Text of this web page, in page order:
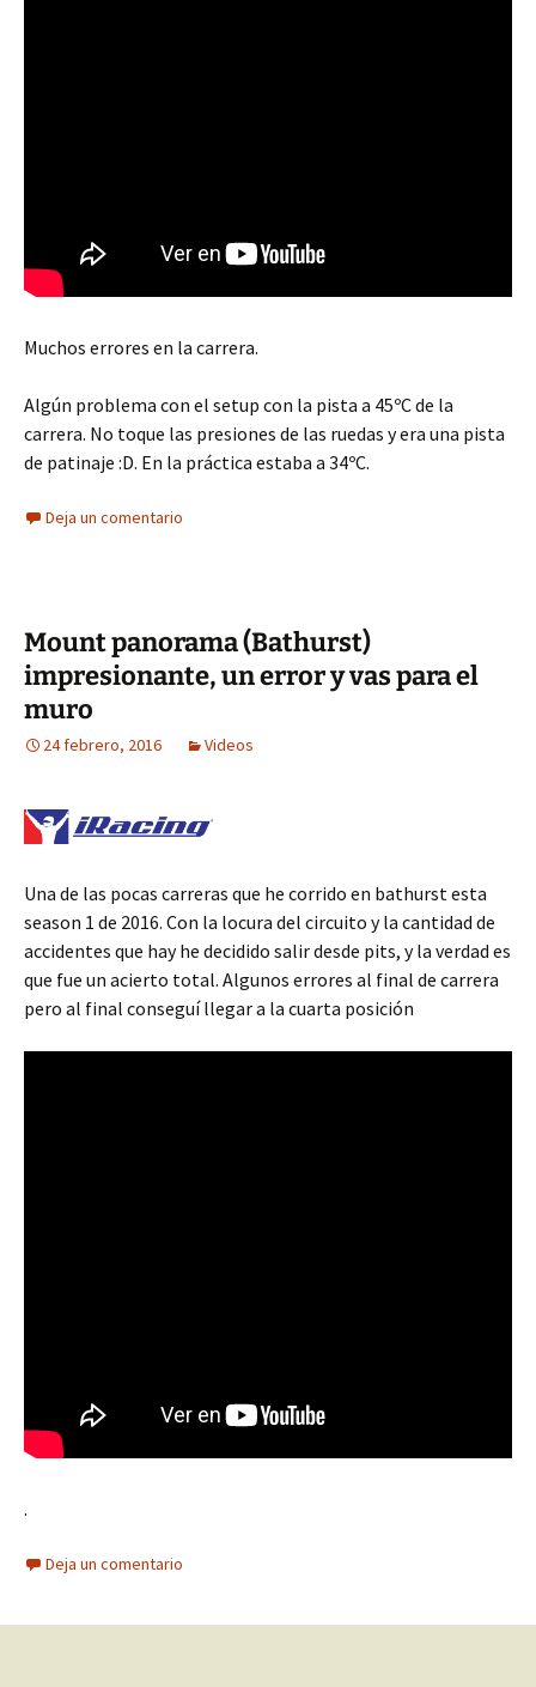
Muchos errores en la carrera.
Algún problema con el setup con la pista a 45ºC de la
carrera. No toque las presiones de las ruedas y era una pista
de patinaje :D. En la práctica estaba a 34ºC.
Deja un comentario
Mount panorama (Bathurst)
impresionante, un error y vas para el
muro
24 febrero, 2016 Videos
Una de las pocas carreras que he corrido en bathurst esta
season 1 de 2016. Con la locura del circuito y la cantidad de
accidentes que hay he decidido salir desde pits, y la verdad es
que fue un acierto total. Algunos errores al final de carrera
pero al final conseguí llegar a la cuarta posición
.
Deja un comentario